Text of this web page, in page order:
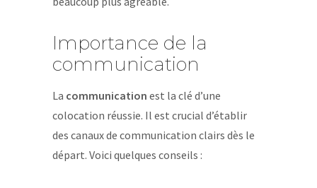
Importance de la
communication
La communication est la clé d’une
colocation réussie. Il est crucial d’établir
des canaux de communication clairs dès le
départ. Voici quelques conseils :